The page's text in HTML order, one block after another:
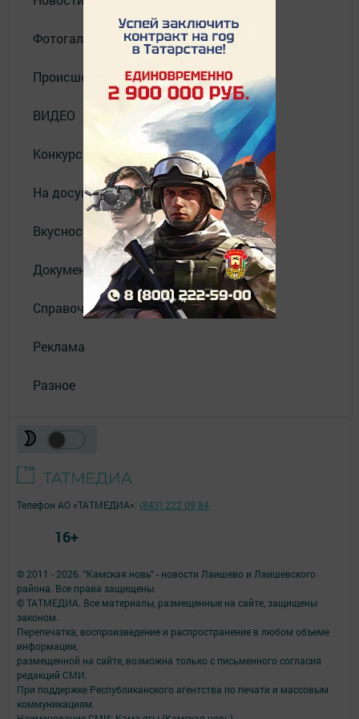
Фотогалерея
Происшествия
ВИДЕО
Конкурсы
На досуге
Вкусности
Документы
Справочник
Реклама
Разное
© 2011 - 2026. "Камская новь" - новости Лаишево и Лаишевского
района. Все права защищены.
© ТАТМЕДИА. Все материалы, размещенные на сайте, защищены
законом.
Перепечатка, воспроизведение и распространение в любом объеме
информации,
размещенной на сайте, возможна только с письменного согласия
редакций СМИ.
При поддержке Республиканского агентства по печати и массовым
коммуникациям.
Телефон АО «ТАТМЕДИА»: (843) 222 09 84
16+